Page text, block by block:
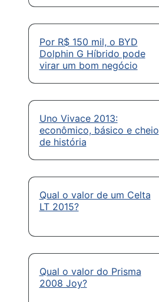
Por R$ 150 mil, o BYD
Dolphin G Híbrido pode
virar um bom negócio
Uno Vivace 2013:
econômico, básico e cheio
de história
Qual o valor de um Celta
LT 2015?
Qual o valor do Prisma
2008 Joy?